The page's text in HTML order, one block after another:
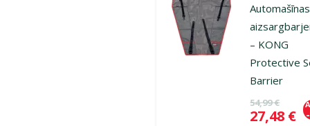
Automašīnas
– KONG
Protective
Barrier
Oriģinālā
54,99 €
Cena
27,48 €